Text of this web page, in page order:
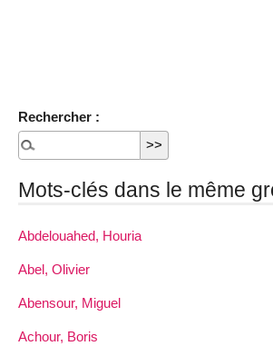
Rechercher :
Mots-clés dans le même
Abdelouahed, Houria
Abel, Olivier
Abensour, Miguel
Achour, Boris